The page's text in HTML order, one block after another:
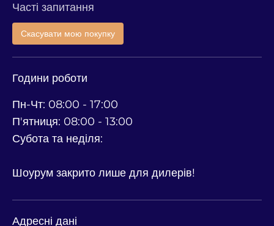
Часті запитання
Скасувати мою покупку
Години роботи
Пн-Чт: 08:00 - 17:00
П'ятниця: 08:00 - 13:00
Субота та неділя:
Шоурум закрито лише для дилерів!
Адресні дані